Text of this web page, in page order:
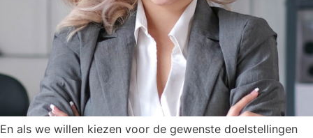
En als we willen kiezen voor de gewenste doelstellingen